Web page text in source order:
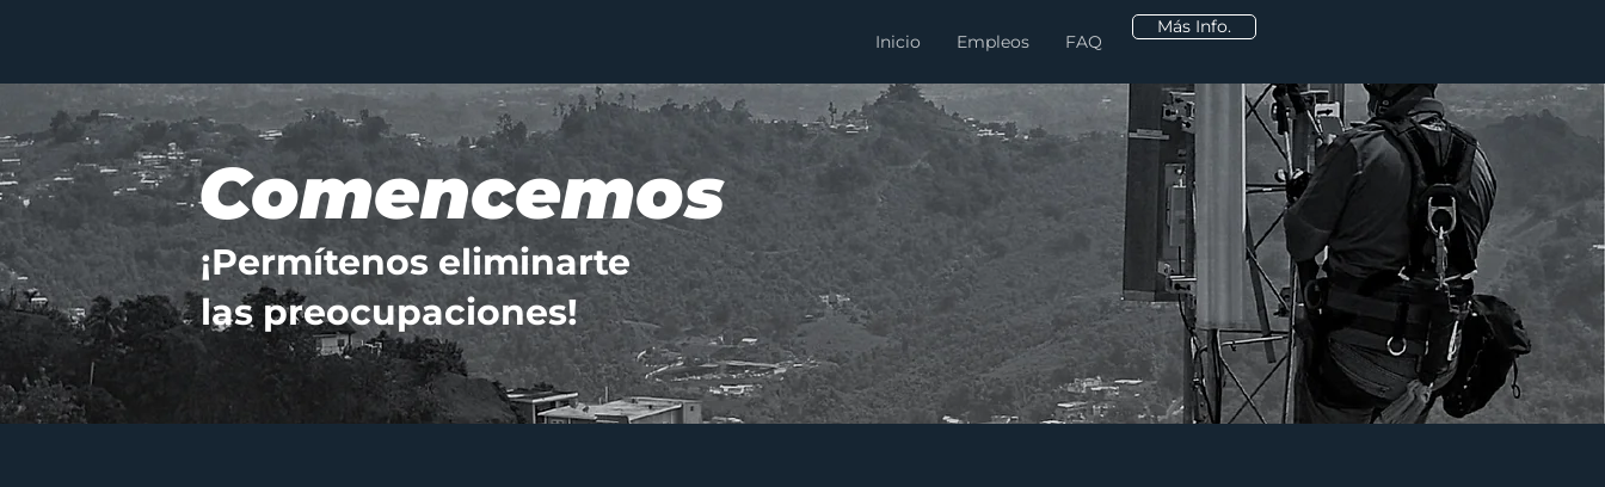
Inicio Empleos FAQ
Más Info.
Comencemos
¡Permítenos eliminarte
las preocupaciones!